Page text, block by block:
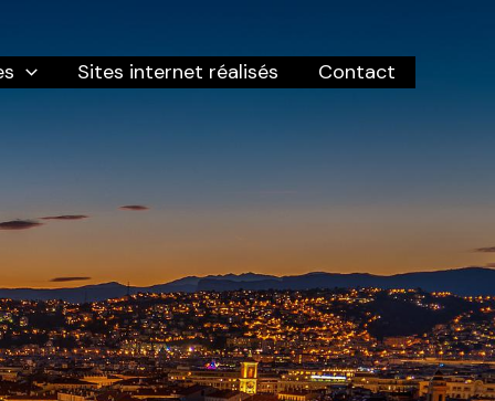
Sites internet réalisés Contact